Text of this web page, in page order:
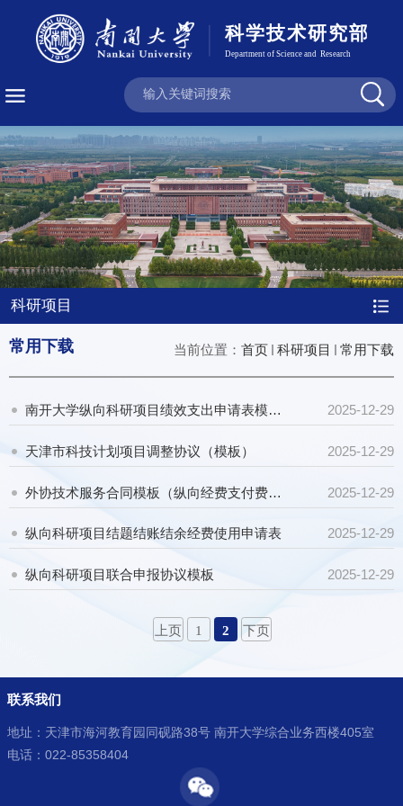
科研项目
当前位置： 首页 科研项目 常用下载
常用下载
南开大学纵向科研项目绩效支出申请表模板（自然科学） 2025-12-29
天津市科技计划项目调整协议（模板） 2025-12-29
外协技术服务合同模板（纵向经费支付费用，附责任保证书） 2025-12-29
纵向科研项目结题结账结余经费使用申请表 2025-12-29
纵向科研项目联合申报协议模板 2025-12-29
上页 1 2 下页
联系我们
地址：天津市海河教育园同砚路38号 南开大学综合业务西楼405室
电话：022-85358404